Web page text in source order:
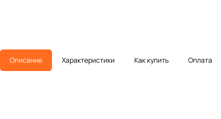
Описание Характеристики Как купить Оплата